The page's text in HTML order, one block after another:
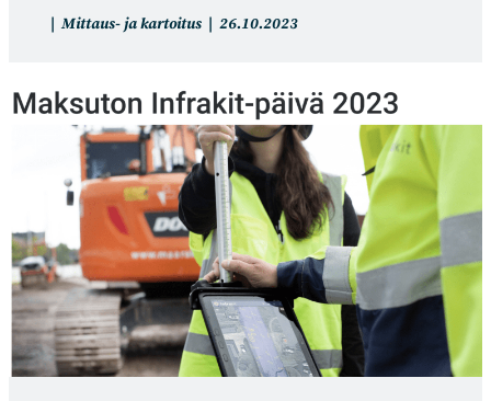
Artikkelin
Mittaus- ja kartoitus
Artikkeli
26.10.2023